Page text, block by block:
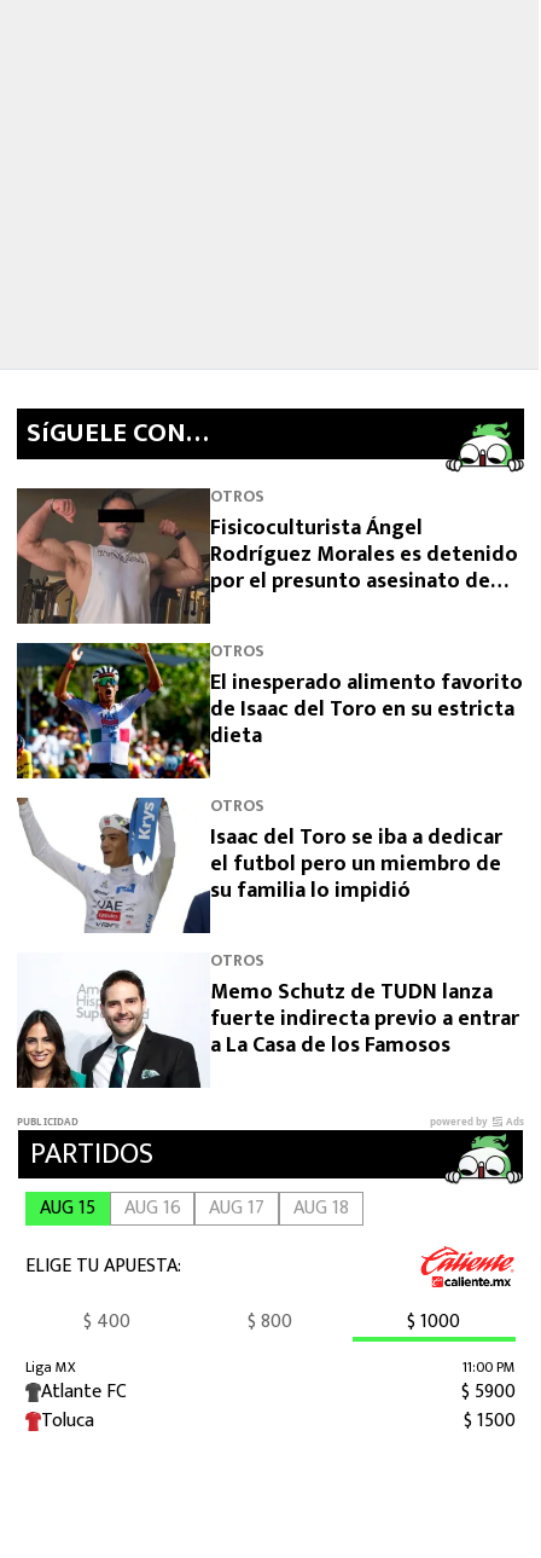
SíGUELE CON…
OTROS
Fisicoculturista Ángel
Rodríguez Morales es detenido
por el presunto asesinato de
OTROS
El inesperado alimento favorito
de Isaac del Toro en su estricta
dieta
OTROS
Isaac del Toro se iba a dedicar
el futbol pero un miembro de
su familia lo impidió
OTROS
Memo Schutz de TUDN lanza
fuerte indirecta previo a entrar
a La Casa de los Famosos